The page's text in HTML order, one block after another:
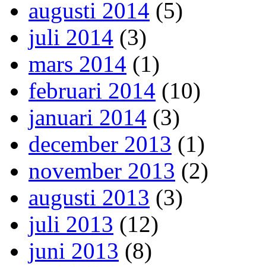
augusti 2014 (5)
juli 2014 (3)
mars 2014 (1)
februari 2014 (10)
januari 2014 (3)
december 2013 (1)
november 2013 (2)
augusti 2013 (3)
juli 2013 (12)
juni 2013 (8)